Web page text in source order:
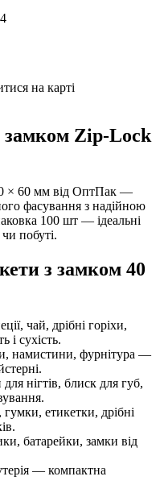
на карті
замком Zip-Lock
× 60 мм від ОптПак —
фасування з надійною
100 шт — ідеальні
побуті.
з замком 40
чай, дрібні горіхи,
і сухість.
намистини, фурнітура —
нігтів, блиск для губ,
етикетки, дрібні
батарейки, замки від
— компактна